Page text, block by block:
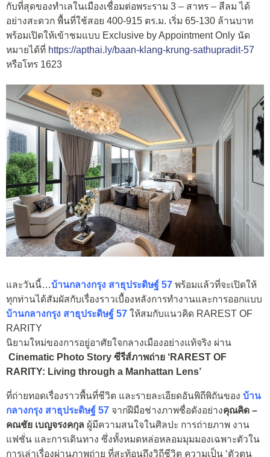
กับที่สุดของทำเลในเมืองเชื่อมต่อพระราม 3 – สาทร – สีลม ได้
อย่างสะดวก พื้นที่ใช้สอย 400-915 ตร.ม. เริ่ม 65-130 ล้านบาท
พร้อมเปิดให้เข้าชมแบบ Exclusive by Appointment Only นัด
หมายได้ที่ https://apthai.ly/baan-klang-krung-sathupradit-57
หรือโทร 1623
และวันนี้…บ้านกลางกรุง สาธุประดิษฐ์ 57 พร้อมแล้วที่จะเปิดให้
ทุกท่านได้สัมผัสกับเรื่องราวเบื้องหลังการทำงานและการออกแบบ
บ้านกลางกรุง สาธุประดิษฐ์ 57 ให้สมกับแนวคิด RAREST OF
RARITY
นิยามใหม่ของการอยู่อาศัยใจกลางเมืองอย่างแท้จริง ผ่าน
Cinematic Photo Story ซีรีส์ภาพถ่าย ‘RAREST OF
RARITY: Living through a Manhattan Lens’
ที่ถ่ายทอดเรื่องราวพื้นที่ชีวิต และรายละเอียดอันพิถีพิถันของ บ้าน
กลางกรุง สาธุประดิษฐ์ 57 จากฝีมือช่างภาพชื่อดังอย่างคุณคิด –
คณชัย เบญจรงคกุล ผู้มีความสนใจในศิลปะ การถ่ายภาพ งาน
แฟชั่น และการเดินทาง ซึ่งทั้งหมดหล่อหลอมมุมมองเฉพาะตัวใน
การเล่าเรื่องผ่านภาพถ่าย ที่สะท้อนถึงวิถีชีวิต ความเป็น ‘ตัวตน